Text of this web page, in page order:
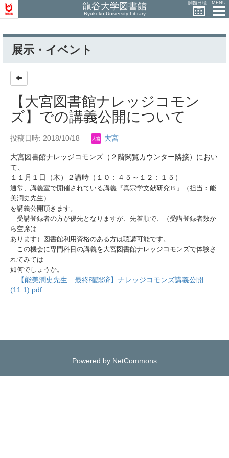
龍谷大学図書館
Ryukoku University Library
開館日程 MENU
展示・イベント
【大宮図書館ナレッジコモン
ズ】での講義公開について
投稿日時: 2018/10/18 大宮
大宮図書館ナレッジコモンズ（２階閲覧カウンター隣接）におい
て、
１１月１日（木）２講時（１０：４５～１２：１５）
通常、講義室で開催されている講義『真宗学文献研究Ｂ』（担当：能
美潤史先生）
を講義公開頂きます。
受講登録者の方が優先となりますが、先着順で、（受講登録者数か
ら 空席は
あります）図書館利用資格のある方は聴講可能です。
この機会に専門科目の講義を大宮図書館ナレッジコモンズで体験さ
れてみては
如何でしょうか。
【能美潤史先生 最終確認済】ナレッジコモンズ講義公開
(11.1).pdf
Powered by NetCommons